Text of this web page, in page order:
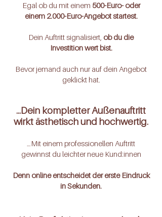
Egal ob du mit einem 500-Euro- oder
einem 2.000-Euro-Angebot startest.
Dein Auftritt signalisiert, ob du die
Investition wert bist.
Bevor jemand auch nur auf dein Angebot
geklickt hat.
...Dein kompletter Außenauftritt
wirkt ästhetisch und hochwertig.
…Mit einem professionellen Auftritt
gewinnst du leichter neue Kund:innen
Denn online entscheidet der erste Eindruck
in Sekunden.